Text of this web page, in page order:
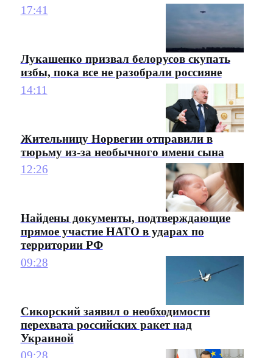
17:41
Лукашенко призвал белорусов скупать
избы, пока все не разобрали россияне
14:11
Жительницу Норвегии отправили в
тюрьму из-за необычного имени сына
12:26
Найдены документы, подтверждающие
прямое участие НАТО в ударах по
территории РФ
09:28
Сикорский заявил о необходимости
перехвата российских ракет над
Украиной
09:28